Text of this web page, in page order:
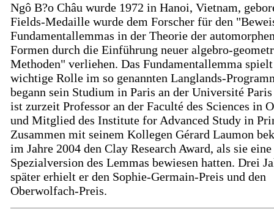
Ngô B?o Châu wurde 1972 in Hanoi, Vietnam,
Fields-Medaille wurde dem Forscher für den
Fundamentallemmas in der Theorie der
Formen durch die Einführung neuer algebro-
Methoden" verliehen. Das Fundamentallemma
wichtige Rolle im so genannten Langlands-
begann sein Studium in Paris an der Université
ist zurzeit Professor an der Faculté des Sciences in
und Mitglied des Institute for Advanced Study in
Zusammen mit seinem Kollegen Gérard Laumon
im Jahre 2004 den Clay Research Award, als sie eine
Spezialversion des Lemmas bewiesen hatten. Drei
später erhielt er den Sophie-Germain-Preis und den
Oberwolfach-Preis.